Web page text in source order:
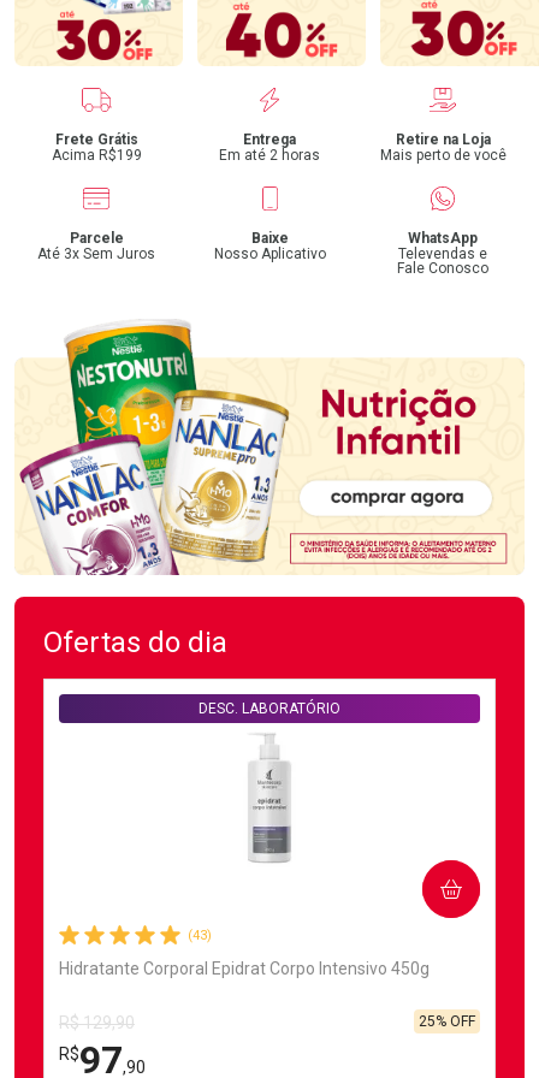
Benefícios
Frete Grátis
Acima R$199
Entrega
Em até 2 horas
Retire na Loja
Mais perto de você
Parcele
Até 3x Sem Juros
Baixe
Nosso Aplicativo
WhatsApp
Televendas e
Fale Conosco
Ofertas do dia
(43)
Hidratante Corporal Epidrat Corpo Intensivo 450g
DESC. LABORATÓRIO
R$ 129,90
R$97,90
25% OFF
COMPRAR